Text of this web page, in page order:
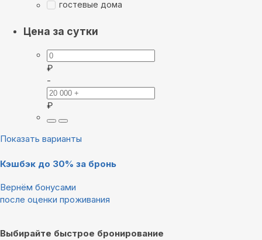
гостевые дома
Цена за сутки
₽
-
₽
Показать варианты
Кэшбэк до 30% за бронь
Вернём бонусами
после оценки проживания
Выбирайте быстрое бронирование